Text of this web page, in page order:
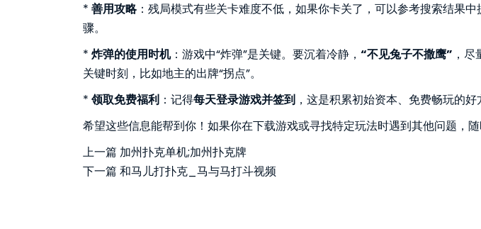
* 善用攻略：残局模式有些关卡难度不低，如果你卡关了，可以参考搜索结果
骤。
* 炸弹的使用时机：游戏中“炸弹”是关键。要沉着冷静， “不见兔子不撒鹰” ，
关键时刻，比如地主的出牌“拐点”。
* 领取免费福利 ：记得每天登录游戏并签到 ，这是积累初始资本、免费畅玩的好
希望这些信息能帮到你！如果你在下载游戏或寻找特定玩法时遇到其他问题，随
上一篇 加州扑克单机;加州扑克牌
下一篇 和马儿打扑克_马与马打斗视频